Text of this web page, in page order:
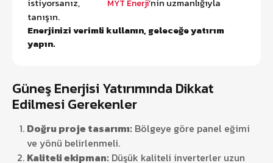
MYT Enerji
tanışın.
Enerjinizi verimli kullanın, geleceğe yatırım
yapın.
Güneş Enerjisi Yatırımında Dikkat
Edilmesi Gerekenler
Doğru proje tasarımı: Bölgeye göre panel eğimi
ve yönü belirlenmeli.
Kaliteli ekipman: Düşük kaliteli inverterler uzun